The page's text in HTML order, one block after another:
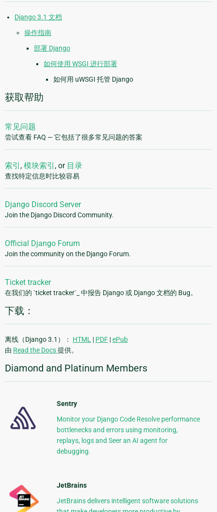
Django 3.1 文档
操作指南
部署 Django
如何使用 WSGI 进行部署
如何用 uWSGI 托管 Django
获取帮助
常见问题
尝试查看 FAQ — 它包括了很多常见问题的答案
索引 , 模块索引 , or 目录
查找特定信息时比较容易
Django Discord Server
Join the Django Discord Community.
Official Django Forum
Join the community on the Django Forum.
Ticket tracker
在我们的 `ticket tracker`_ 中报告 Django 或 Django 文档的 Bug。
下载：
离线（Django 3.1）： HTML | PDF |ePub
由 Read the Docs提供。
Diamond and Platinum Members
Sentry
Monitor your Django Code Resolve performance
bottlenecks and errors using monitoring,
replays, logs and Seer an AI agent for
debugging.
JetBrains
JetBrains delivers intelligent software solutions